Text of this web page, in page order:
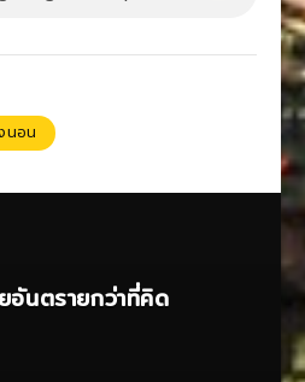
นอน
อันตรายกว่าที่คิด